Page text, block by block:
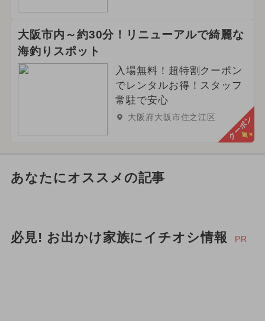
大阪市内～約30分！リニューアルで綺麗な
海釣りスポット
入場無料！超特割クーポン
でレンタルお得！スタッフ
常駐で安心
大阪府大阪市住之江区 クーポン
あなたにオススメの記事
必見! お出かけ家族にイチオシ情報 PR